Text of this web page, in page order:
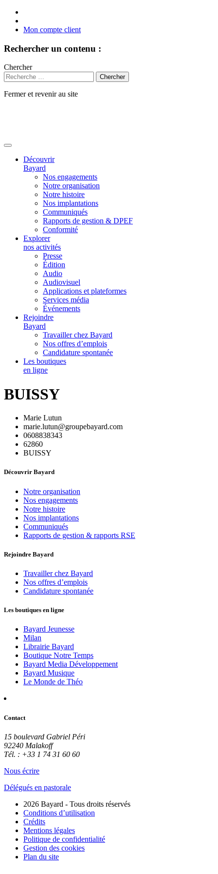
Mon compte client
Rechercher un contenu :
Chercher
Fermer et revenir au site
Découvrir
Bayard
Nos engagements
Notre organisation
Notre histoire
Nos implantations
Communiqués
Rapports de gestion & DPEF
Conformité
Explorer
nos activités
Presse
Édition
Audio
Audiovisuel
Applications et plateformes
Services média
Événements
Rejoindre
Bayard
Travailler chez Bayard
Nos offres d’emplois
Candidature spontanée
Les boutiques
en ligne
BUISSY
Marie Lutun
marie.lutun@groupebayard.com
0608838343
62860
BUISSY
Découvrir Bayard
Notre organisation
Nos engagements
Notre histoire
Nos implantations
Communiqués
Rapports de gestion & rapports RSE
Rejoindre Bayard
Travailler chez Bayard
Nos offres d’emplois
Candidature spontanée
Les boutiques en ligne
Bayard Jeunesse
Milan
Librairie Bayard
Boutique Notre Temps
Bayard Media Développement
Bayard Musique
Le Monde de Théo
Contact
15 boulevard Gabriel Péri
92240 Malakoff
Tél. : +33 1 74 31 60 60
Nous écrire
Délégués en pastorale
2026 Bayard - Tous droits réservés
Conditions d’utilisation
Crédits
Mentions légales
Politique de confidentialité
Gestion des cookies
Plan du site